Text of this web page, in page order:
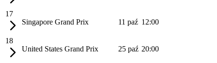
17
Singapore Grand Prix
11 paź 12:00
18
United States Grand Prix
25 paź 20:00